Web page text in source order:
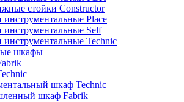
стойки Constructor
инструментальные Place
инструментальные Self
инструментальные Technic
шкафы
шкаф Technic
шкаф Fabrik